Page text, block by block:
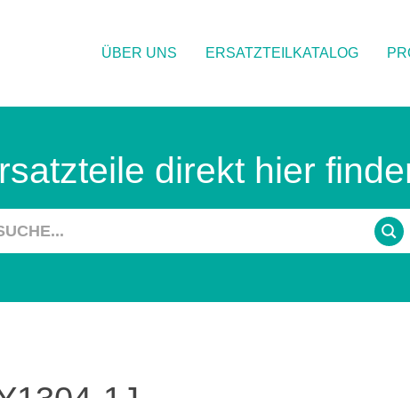
ÜBER UNS ERSATZTEILKATALOG
direkt hier